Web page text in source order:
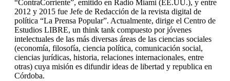
“ContraCorriente”, emitido en Radio Miami (EE.UU.), y entre
2012 y 2015 fue Jefe de Redacción de la revista digital de
política “La Prensa Popular”. Actualmente, dirige el Centro de
Estudios LIBRE, un think tank compuesto por jóvenes
intelectuales de las más diversas áreas de las ciencias sociales
(economía, filosofía, ciencia política, comunicación social,
ciencias jurídicas, historia, relaciones internacionales, entre
otras) cuya misión es difundir ideas de libertad y republica en
Córdoba.